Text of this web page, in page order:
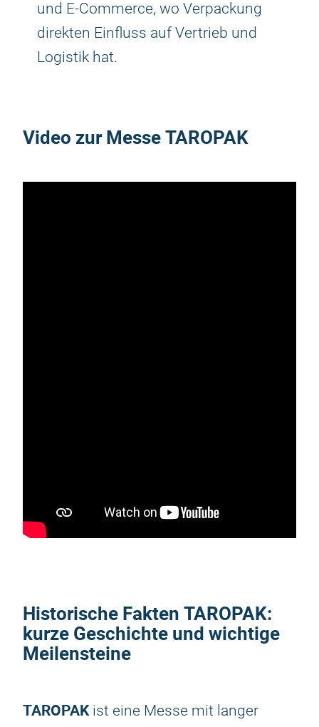
und E-Commerce, wo Verpackung
direkten Einfluss auf Vertrieb und
Logistik hat.
Video zur MesseTAROPAK
Historische Fakten TAROPAK:
kurze Geschichte und wichtige
Meilensteine
TAROPAKist eine Messe mit langer